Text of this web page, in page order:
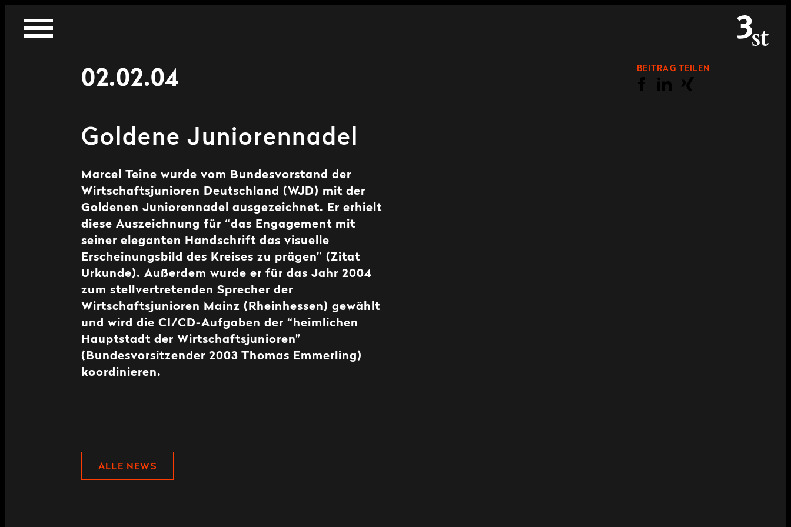
02.02.04 BEITRAG TEILEN
Goldene Juniorennadel
Marcel Teine wurde vom Bundesvorstand der
Wirtschaftsjunioren Deutschland (WJD) mit der
Goldenen Juniorennadel ausgezeichnet. Er erhielt
diese Auszeichnung für “das Engagement mit
seiner eleganten Handschrift das visuelle
Erscheinungsbild des Kreises zu prägen” (Zitat
Urkunde). Außerdem wurde er für das Jahr 2004
zum stellvertretenden Sprecher der
Wirtschaftsjunioren Mainz (Rheinhessen) gewählt
und wird die CI/CD-Aufgaben der “heimlichen
Hauptstadt der Wirtschaftsjunioren”
(Bundesvorsitzender 2003 Thomas Emmerling)
koordinieren.
ALLE NEWS